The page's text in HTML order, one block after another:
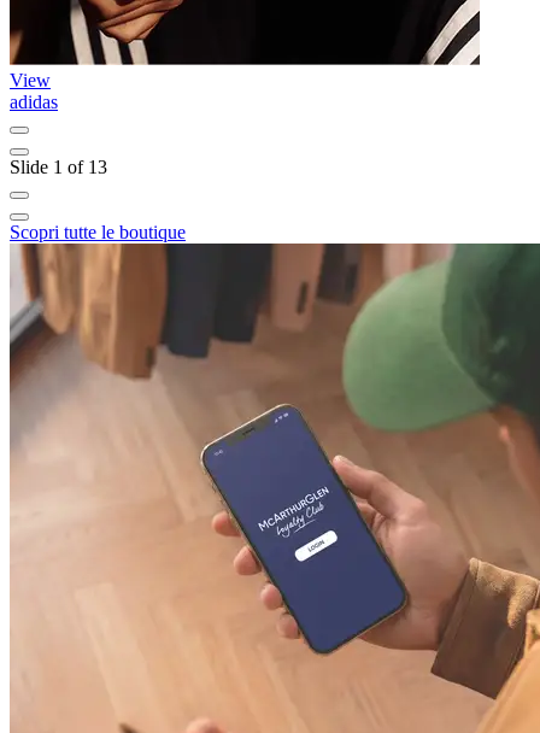
View
adidas
Slide 1 of 13
Scopri tutte le boutique